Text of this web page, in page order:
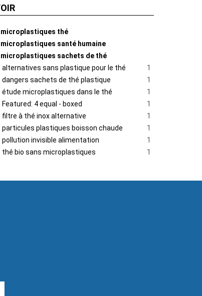
microplastiques thé
microplastiques santé humaine
microplastiques sachets de thé
alternatives sans plastique pour le thé
1
dangers sachets de thé plastique
1
étude microplastiques dans le thé
1
Featured: 4 equal - boxed
1
filtre à thé inox alternative
1
particules plastiques boisson chaude
1
pollution invisible alimentation
1
thé bio sans microplastiques
1